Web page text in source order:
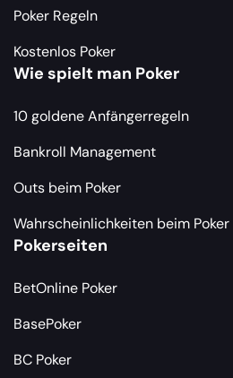
Poker Regeln
Kostenlos Poker
Wie spielt man Poker
10 goldene Anfängerregeln
Bankroll Management
Outs beim Poker
Wahrscheinlichkeiten beim Poker
Pokerseiten
BetOnline Poker
BasePoker
BC Poker